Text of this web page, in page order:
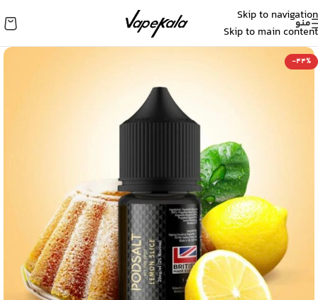
Skip to navigation
Skip to main content
منو
-44%